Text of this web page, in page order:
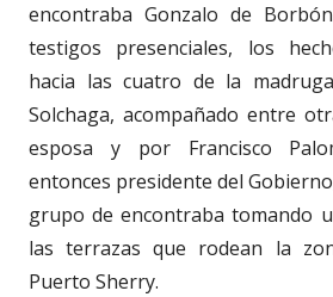
encontraba Gonzalo de
testigos presenciales, los
hacia las cuatro de la
Solchaga, acompañado entre
esposa y por Francisco
entonces presidente del
grupo de encontraba tomando
las terrazas que rodean la
Puerto Sherry.